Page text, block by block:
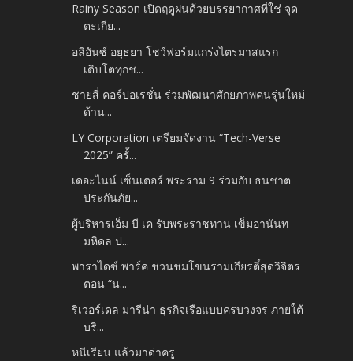
Rainy Season เปิดฤดูฝนด้วยบรรยากาศที่ใช่ จุด
ตะเกีย...
อลิอันซ์ อยุธยา โชว์ฟอร์มแกร่งไตรมาสแรก
เติบโตทุกช...
ชายสี่ คอร์ปอเรชั่น ร่วมพัฒนาศักยภาพคนรุ่นใหม่
ด้าน...
LY Corporation เตรียมจัดงาน “Tech-Verse
2025” ครั้...
เดอะไนน์ เซ็นเตอร์ พระราม 9 ร่วมกับ ธนชาต
ประกันภัย...
ผู้บริหารเอ็ม บี เค รับพระราชทาน เข็มอานันท
มหิดล ป...
พาราไดซ์ พาร์ค ชวนชมโขนรามเกียรติ์สุดวิจิตร
ตอน “น...
ริเวอร์เดล มารีน่า ธุรกิจเรือแบบครบวงจร ภายใต้
บริ...
หนีเรียน แล้วมาด่าครู